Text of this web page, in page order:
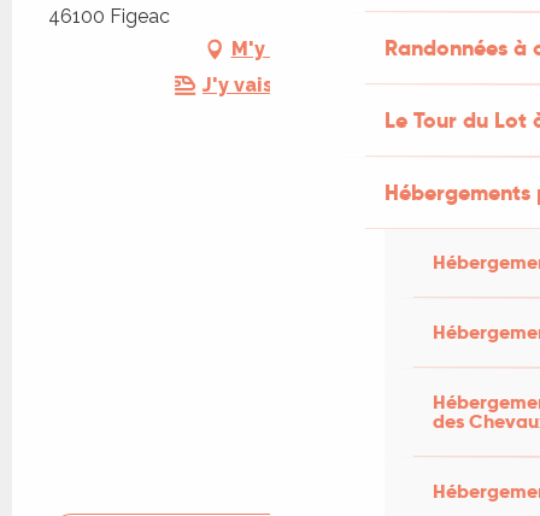
Randonnées
Le Tour du Lot
des
46100 Figeac
M'y rendre
J'y vais en train !